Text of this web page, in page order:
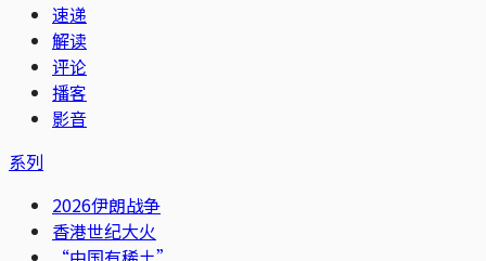
速递
解读
评论
播客
影音
系列
2026伊朗战争
香港世纪大火